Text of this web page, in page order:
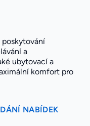
poskytování
a
ubytovací a
komfort pro
NABÍDEK